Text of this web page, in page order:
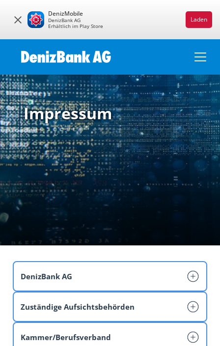
DenizMobile
DenizBank AG
Erhältlich im Play Store
Laden
Impressum
DenizBank AG
+43 (0) 505-105 2000
Zuständige Aufsichtsbehörden
Kammer/Berufsverband